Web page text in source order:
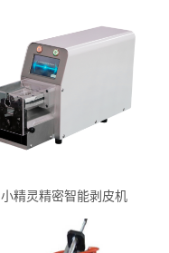
小精灵精密智能剥皮机